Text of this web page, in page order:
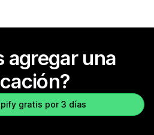
agregar una
gratis por 3 días